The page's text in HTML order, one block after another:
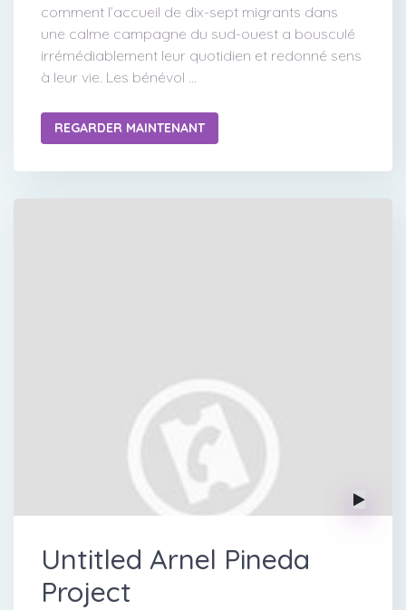
comment l’accueil de dix-sept migrants dans
une calme campagne du sud-ouest a bousculé
irrémédiablement leur quotidien et redonné sens
à leur vie. Les bénévol ...
REGARDER MAINTENANT
Untitled Arnel Pineda
Project